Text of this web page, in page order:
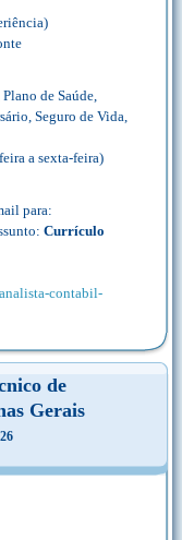
de Saúde,
Seguro de Vida,
a sexta-feira)
para:
Currículo
contabil-
de
Gerais